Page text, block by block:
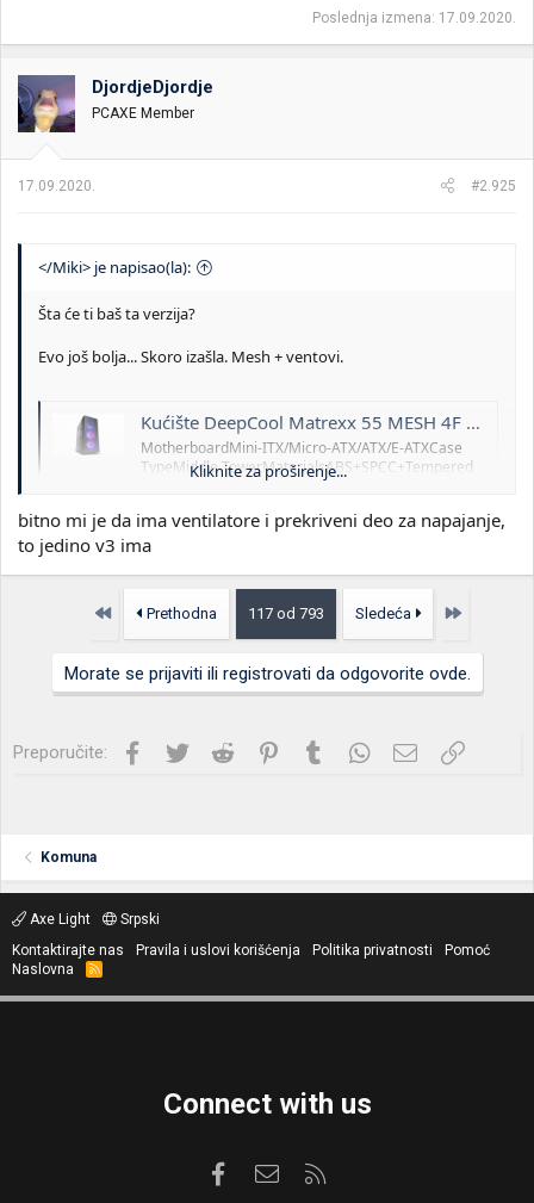
Poslednja izmena: 17.09.2020.
DjordjeDjordje
PCAXE Member
17.09.2020. #2.925
</Miki> je napisao(la):
Šta će ti baš ta verzija?
Evo još bolja... Skoro izašla. Mesh + ventovi.
Kućište DeepCool Matrexx 55 MESH 4F ADD-RGB - Infograf - Goti d.o.o Novi Sad
MotherboardMini-ITX/Micro-ATX/ATX/E-ATXCase
TypeMiddle TowerMaterialsABS+SPCC+Tempered
GlassProduct Dimensions440X210X480mmCarton
Ili ako baš neces ali ne vidim razlog, mesh je i dobijas
ventilatore... onda moze i ovo:
DEEPCOOL Kućište MATREXX 50 ADD-RGB 4F - DP-ATX-MATREXX50-AR-4F-NE | Gigatron
gigatron.rs
Kliknite za proširenje...
bitno mi je da ima ventilatore i prekriveni deo za napajanje,
to jedino v3 ima
Prvo Prethodna 117 od 793 Sledeća Poslednja
Morate se prijaviti ili registrovati da odgovorite ovde.
Preporučite: Facebook
Twitter Reddit PinterestTumblrWhatsApp
Imejl Link
Komuna
Axe Light
Srpski
Kontaktirajte nas
Pravila i uslovi korišćenja Politika privatnosti
Pomoć
Naslovna
R
S
Connect with us
FacebookKontaktirajte nas